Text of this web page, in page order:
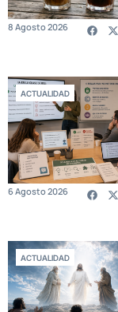
8 Agosto 2026
ACTUALIDAD
6 Agosto 2026
ACTUALIDAD